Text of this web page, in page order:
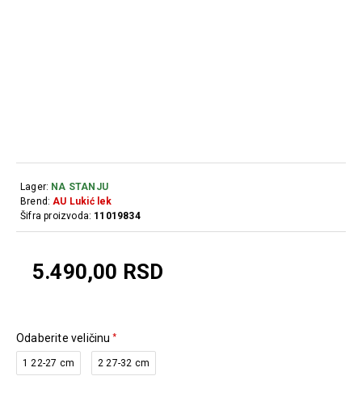
5.490,00 RSD
Lager: NA STANJU
Brend: AU Lukić lek
Šifra proizvoda: 11019834
Odaberite veličinu
1 22-27 cm 2 27-32 cm